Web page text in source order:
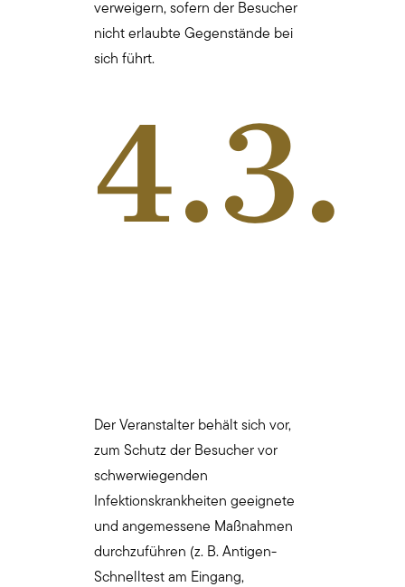
verweigern, sofern der Besucher
nicht erlaubte Gegenstände bei
sich führt.
4.3.
Der Veranstalter behält sich vor,
zum Schutz der Besucher vor
schwerwiegenden
Infektionskrankheiten geeignete
und angemessene Maßnahmen
durchzuführen (z. B. Antigen-
Schnelltest am Eingang,